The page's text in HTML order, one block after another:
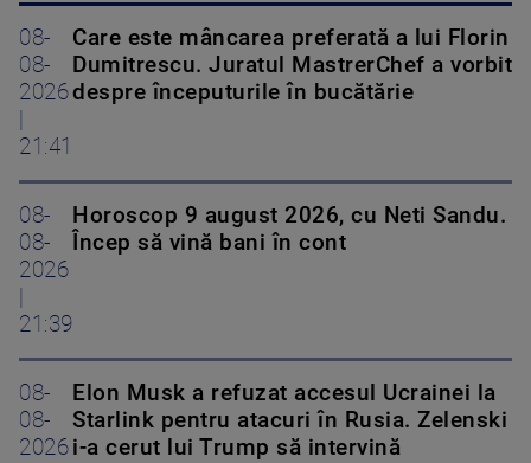
08-
08-
2026
21:41
Care este mâncarea preferată a lui Florin
Dumitrescu. Juratul MastrerChef a vorbit
despre începuturile în bucătărie
08-
08-
2026
21:39
Horoscop 9 august 2026, cu Neti Sandu.
Încep să vină bani în cont
08-
08-
2026
Elon Musk a refuzat accesul Ucrainei la
Starlink pentru atacuri în Rusia. Zelenski
i-a cerut lui Trump să intervină